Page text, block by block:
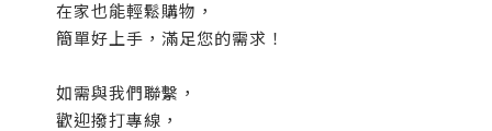
在家也能輕鬆購物，
簡單好上手，滿足您的需求！
如需與我們聯繫，
歡迎撥打專線，